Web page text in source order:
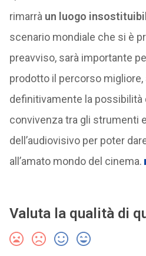
rimarrà un luogo
scenario mondiale che si è
preavviso, sarà importante
prodotto il percorso migliore,
definitivamente la possibilità
convivenza tra gli strumenti
dell’audiovisivo per poter
all’amato mondo del cinema.
Valuta la qualità di